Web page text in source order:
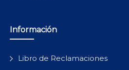
Información
Libro de Reclamaciones